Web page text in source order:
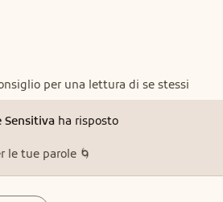
per una lettura di se stessi
Sensitiva ha risposto
le tue parole 🌀